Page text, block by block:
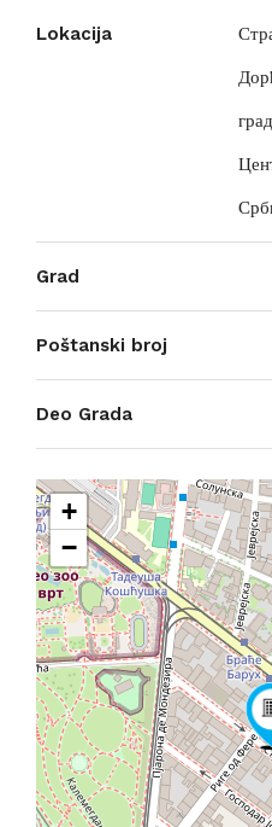
Lokacija
Grad
Poštanski broj
Deo Grada
+
−